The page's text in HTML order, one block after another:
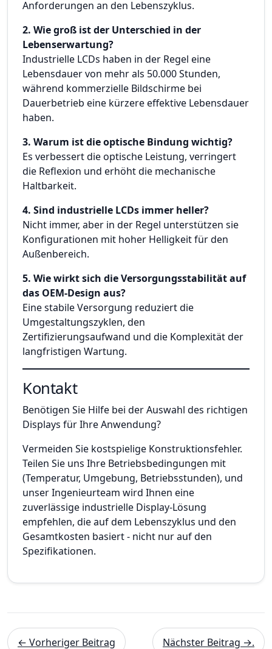
Anforderungen an den Lebenszyklus.
2. Wie groß ist der Unterschied in der
Lebenserwartung?
Industrielle LCDs haben in der Regel eine
Lebensdauer von mehr als 50.000 Stunden,
während kommerzielle Bildschirme bei
Dauerbetrieb eine kürzere effektive Lebensdauer
haben.
3. Warum ist die optische Bindung wichtig?
Es verbessert die optische Leistung, verringert
die Reflexion und erhöht die mechanische
Haltbarkeit.
4. Sind industrielle LCDs immer heller?
Nicht immer, aber in der Regel unterstützen sie
Konfigurationen mit hoher Helligkeit für den
Außenbereich.
5. Wie wirkt sich die Versorgungsstabilität auf
das OEM-Design aus?
Eine stabile Versorgung reduziert die
Umgestaltungszyklen, den
Zertifizierungsaufwand und die Komplexität der
langfristigen Wartung.
Kontakt
Benötigen Sie Hilfe bei der Auswahl des richtigen
Displays für Ihre Anwendung?
Vermeiden Sie kostspielige Konstruktionsfehler.
Teilen Sie uns Ihre Betriebsbedingungen mit
(Temperatur, Umgebung, Betriebsstunden), und
unser Ingenieurteam wird Ihnen eine
zuverlässige industrielle Display-Lösung
empfehlen, die auf dem Lebenszyklus und den
Gesamtkosten basiert - nicht nur auf den
Spezifikationen.
← Vorheriger Beitrag Nächster Beitrag →.